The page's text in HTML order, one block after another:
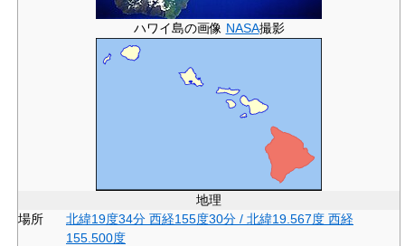
ハワイ島の画像 NASA撮影
地理
場所
北緯19度34分 西経155度30分 / 北緯19.567度 西経
155.500度